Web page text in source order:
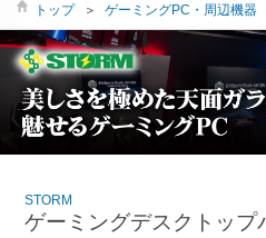
トップ ＞ ゲーミングPC・周辺機器
STORM
ゲーミングデスクトップ